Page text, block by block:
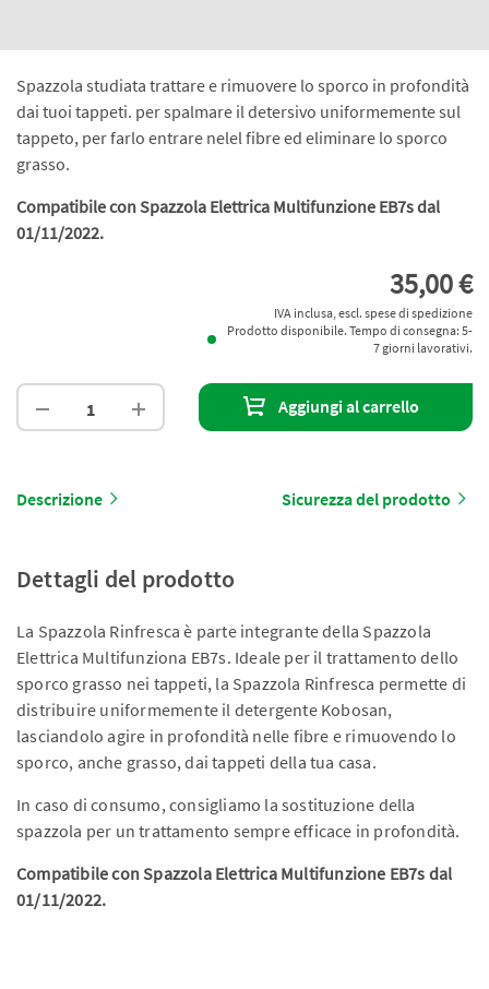
Spazzola studiata trattare e rimuovere lo sporco in profondità
dai tuoi tappeti. per spalmare il detersivo uniformemente sul
tappeto, per farlo entrare nelel fibre ed eliminare lo sporco
grasso.
Compatibile con Spazzola Elettrica Multifunzione EB7s dal
01/11/2022.
35,00 €
IVA inclusa, escl. spese di spedizione
Prodotto disponibile. Tempo di consegna: 5-
7 giorni lavorativi.
Aggiungi al carrello
Descrizione Sicurezza del prodotto
Dettagli del prodotto
La Spazzola Rinfresca è parte integrante della Spazzola
Elettrica Multifunziona EB7s. Ideale per il trattamento dello
sporco grasso nei tappeti, la Spazzola Rinfresca permette di
distribuire uniformemente il detergente Kobosan,
lasciandolo agire in profondità nelle fibre e rimuovendo lo
sporco, anche grasso, dai tappeti della tua casa.
In caso di consumo, consigliamo la sostituzione della
spazzola per un trattamento sempre efficace in profondità.
Compatibile con Spazzola Elettrica Multifunzione EB7s dal
01/11/2022.